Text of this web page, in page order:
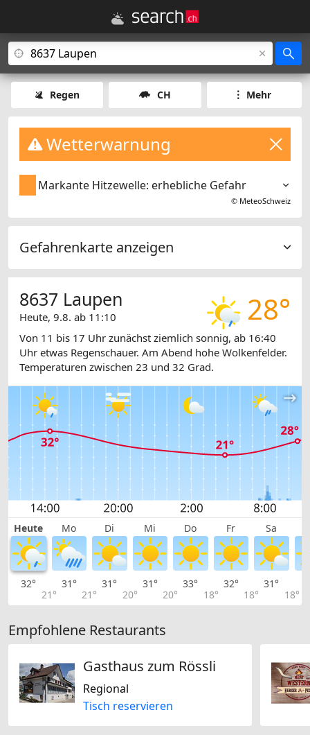
Regen CH Mehr
Wetterwarnung
Markante Hitzewelle: erhebliche Gefahr
© MeteoSchweiz
Gefahrenkarte anzeigen
28°
8637 Laupen
Heute, 9.8. ab 11:10
Von 11 bis 17 Uhr zunächst ziemlich sonnig, ab 16:40
Uhr etwas Regenschauer. Am Abend hohe Wolkenfelder.
Temperaturen zwischen 23 und 32 Grad.
Heute Mo Di Mi Do Fr Sa
32°
21°
31°
21°
31°
20°
31°
20°
33°
18°
32°
18°
31°
18°
Empfohlene Restaurants
Gasthaus zum Rössli
Regional
Tisch reservieren